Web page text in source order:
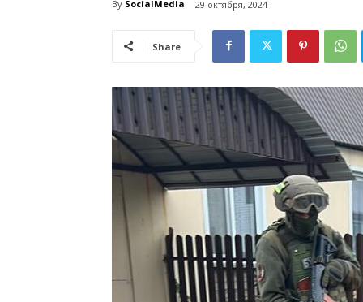
By SocialMedia 29 октября, 2024
Share